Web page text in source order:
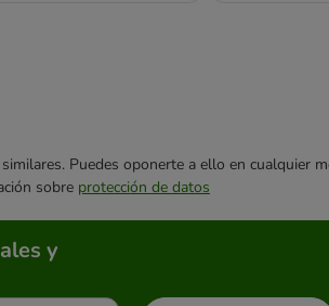
Puedes oponerte a ello en cualquier
sobre protección de datos
y